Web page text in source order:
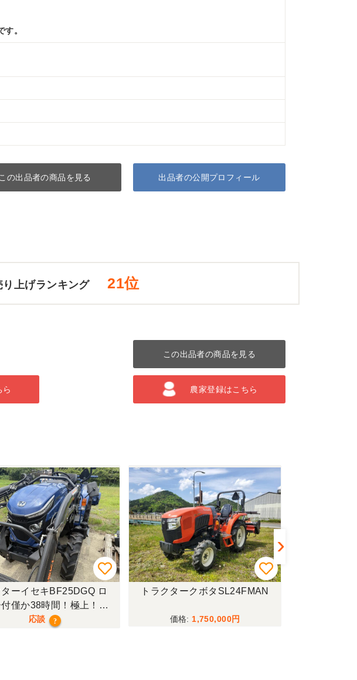
。
の出品者の商品を見る 出品者の公開プロフィール
り上げランキング 21位
この出品者の商品を見る
ら 農家登録はこちら
ターイセキBF25DGQ ロ
僅か38時間！極上！現
応談 ?
トラクタークボタSL24FMAN
1,750,000